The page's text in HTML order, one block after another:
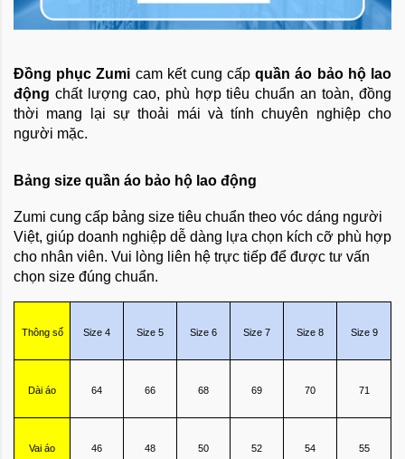
Đồng phục Zumi cam kết cung cấpquần áo bảo hộ lao
động chất lượng cao, phù hợp tiêu chuẩn an toàn, đồng
thời mang lại sự thoải mái và tính chuyên nghiệp cho
người mặc.
Bảng size quần áo bảo hộ lao động
Zumi cung cấp bảng size tiêu chuẩn theo vóc dáng người
Việt, giúp doanh nghiệp dễ dàng lựa chọn kích cỡ phù hợp
cho nhân viên. Vui lòng liên hệ trực tiếp để được tư vấn
chọn size đúng chuẩn.
Thông số Size 4 Size 5 Size 6 Size 7 Size 8 Size 9
Dài áo 64 66 68 69 70 71
Vai áo 46 48 50 52 54 55